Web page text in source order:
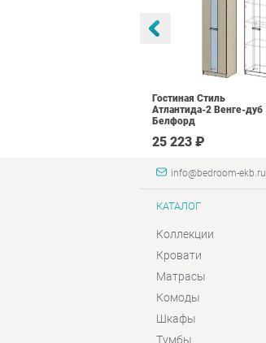
Гостиная Стиль
Атлантида-2 Венге-дуб
Белфорд
25 223 ₽
info@bedroom-ekb.ru
КАТАЛОГ
Коллекции
Кровати
Матрасы
Комоды
Шкафы
Тумбы